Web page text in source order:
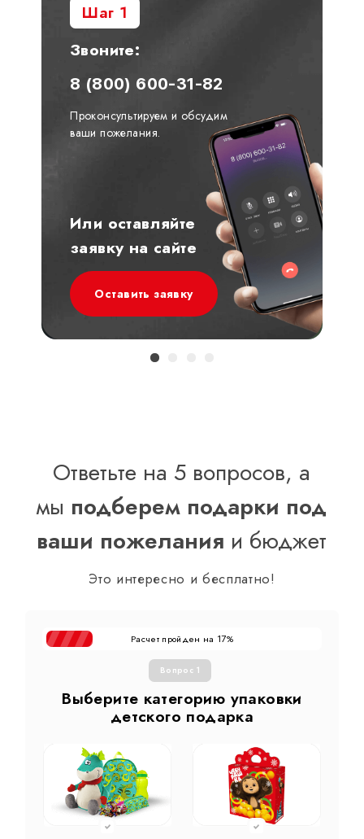
Шаг 1
Звоните:
8 (800) 600-31-82
Проконсультируем и обсудим
ваши пожелания.
Или оставляйте
заявку на сайте
Оставить заявку
Ответьте на 5 вопросов, а
мы подберем подарки под
ваши пожелания и бюджет
Это интересно и бесплатно!
Расчет пройден на 17%
Вопрос 1
Выберите категорию упаковки
детского подарка